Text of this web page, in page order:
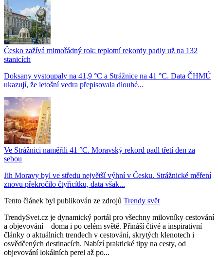
Česko zažívá mimořádný rok: teplotní rekordy padly už na 132
stanicích
Doksany vystoupaly na 41,9 °C a Strážnice na 41 °C. Data ČHMÚ
ukazují, že letošní vedra přepisovala dlouhé...
Ve Strážnici naměřili 41 °C. Moravský rekord padl třetí den za
sebou
Jih Moravy byl ve středu největší výhní v Česku. Strážnické měření
znovu překročilo čtyřicítku, data však...
Tento článek byl publikován ze zdrojů Trendy svět
TrendySvet.cz je dynamický portál pro všechny milovníky cestování
a objevování – doma i po celém světě. Přináší čtivé a inspirativní
články o aktuálních trendech v cestování, skrytých klenotech i
osvědčených destinacích. Nabízí praktické tipy na cesty, od
objevování lokálních perel až po...